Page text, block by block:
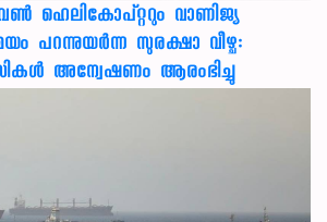
ഹെലികോപ്റ്ററും വാണിജ്യ
പറന്നുയര്‍ന്ന സുരക്ഷാ വീഴ്ച:
അന്വേഷണം ആരംഭിച്ചു